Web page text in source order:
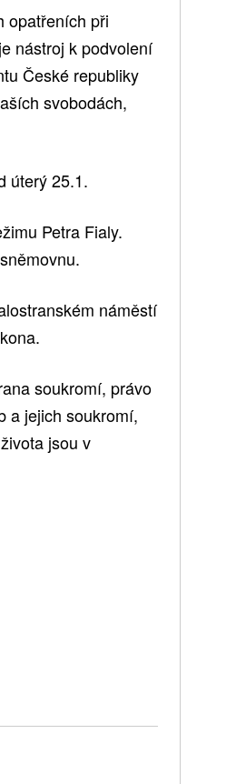
opatřeních při
nástroj k podvolení
České republiky
svobodách,
úterý 25.1.
Petra Fialy.
náměstí
soukromí, právo
a jejich soukromí,
jsou v